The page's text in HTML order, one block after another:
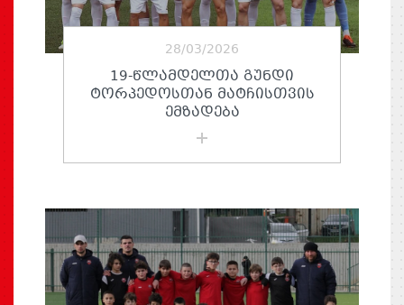
28/03/2026
19-ᲬᲚᲐᲛᲓᲔᲚᲗᲐ ᲒᲣᲜᲓᲘ
ᲢᲝᲠᲞᲔᲓᲝᲡᲗᲐᲜ ᲛᲐᲢᲩᲘᲡᲗᲕᲘᲡ
ᲔᲛᲖᲐᲓᲔᲑᲐ